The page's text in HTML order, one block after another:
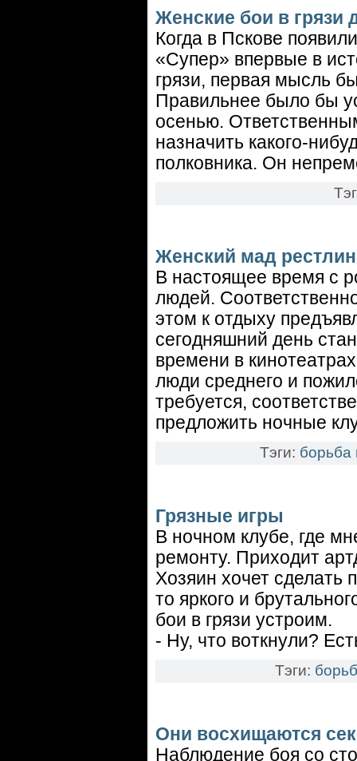
Женские бои в грязи
Когда в Пскове
«Супер» впервые в
грязи, первая мысль
Правильнее было бы
осенью.
назначить какого-
полковника. Он
Женский мад
В настоящее время с
людей.
этом к отдыху
сегодняшний день
времени в
люди среднего и
требуется,
предложить ночные
Тэги: борьба
Грязные игры
В ночном клубе, где
ремонту. Приходит
Хозяин хочет сделать
то яркого и
бои в грязи устроим.
- Ну, что воткнули?
Тэги:
Они восхищаются
Наблюдение боя со